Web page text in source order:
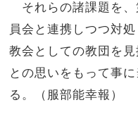
それらの諸課題を、
員会と連携しつつ対
教会としての教団を
との思いをもって事
る。（服部能幸報）